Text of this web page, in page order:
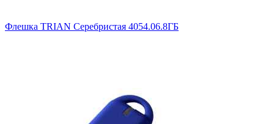
Флешка TRIAN Серебристая 4054.06.8ГБ